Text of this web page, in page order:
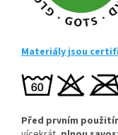
Materiály jsou
Před prvním